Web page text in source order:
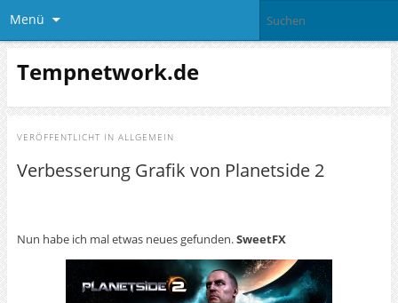
Menü
Tempnetwork.de
VERÖFFENTLICHT IN ALLGEMEIN
Verbesserung Grafik von Planetside 2
Nun habe ich mal etwas neues gefunden.SweetFX